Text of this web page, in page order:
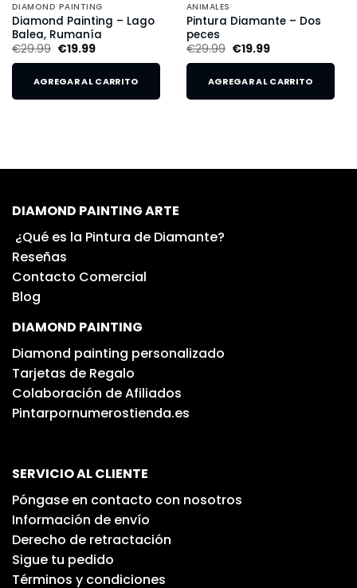
DIAMOND PAINTING
Diamond Painting – Lago
Balea, Rumanía
€29.99 €19.99
AGREGAR AL CARRITO
ANIMALES
Pintura Diamante – Dos
peces
€29.99 €19.99
AGREGAR AL CARRITO
DIAMOND PAINTING ARTE
¿Qué es la Pintura de Diamante?
Reseñas
Contacto Comercial
Blog
DIAMOND PAINTING
Diamond painting personalizado
Tarjetas de Regalo
Colaboración de Afiliados
Pintarpornumerostienda.es
SERVICIO AL CLIENTE
Póngase en contacto con nosotros
Información de envío
Derecho de retractación
Sigue tu pedido
Términos y condiciones